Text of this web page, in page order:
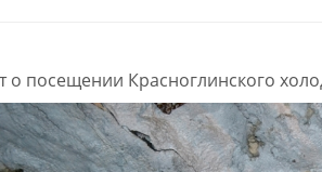
о посещении Красноглинского